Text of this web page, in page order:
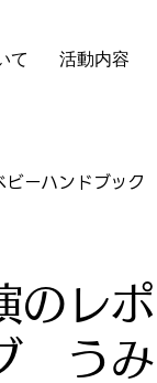
て 活動内容
ビーハンドブック
のレ
う